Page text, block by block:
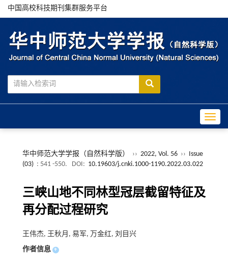
中国高校科技期刊集群服务平台
华中师范大学学报（自然科学版） ›› 2022, Vol. 56 ››
Issue
(03) : 541 -550. DOI: 10.19603/j.cnki.1000-1190.2022.03.022
三峡山地不同林型冠层截留特征及
再分配过程研究
王伟杰, 王秋月, 易军, 万金红, 刘目兴
作者信息 +